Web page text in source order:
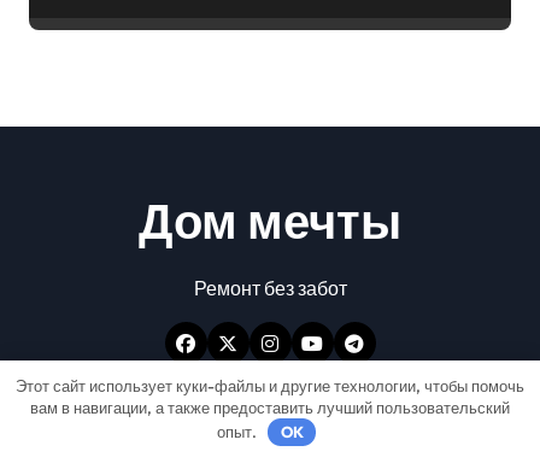
Дом мечты
Ремонт без забот
Этот сайт использует куки-файлы и другие технологии, чтобы помочь
вам в навигации, а также предоставить лучший пользовательский
опыт.
OK